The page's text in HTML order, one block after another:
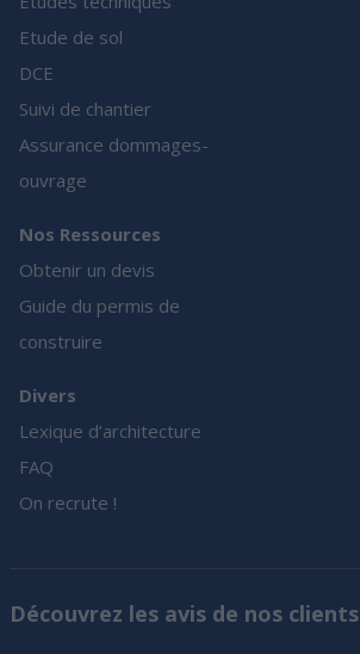
Etude de sol
DCE
Suivi de chantier
Assurance dommages-
ouvrage
Nos Ressources
Obtenir un devis
Guide du permis de
construire
Divers
Lexique d’architecture
FAQ
On recrute !
Découvrez les avis de nos clients